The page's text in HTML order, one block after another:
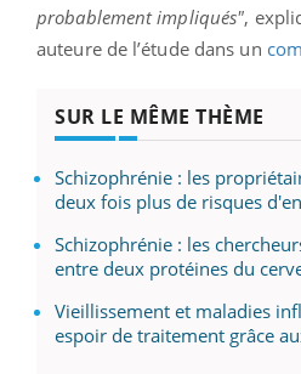
probablement impliqués",
auteure de l’étude dans un
SUR LE MÊME THÈME
Schizophrénie : les
deux fois plus de risques
Schizophrénie : les
entre deux protéines du
Vieillissement et maladies
espoir de traitement grâce